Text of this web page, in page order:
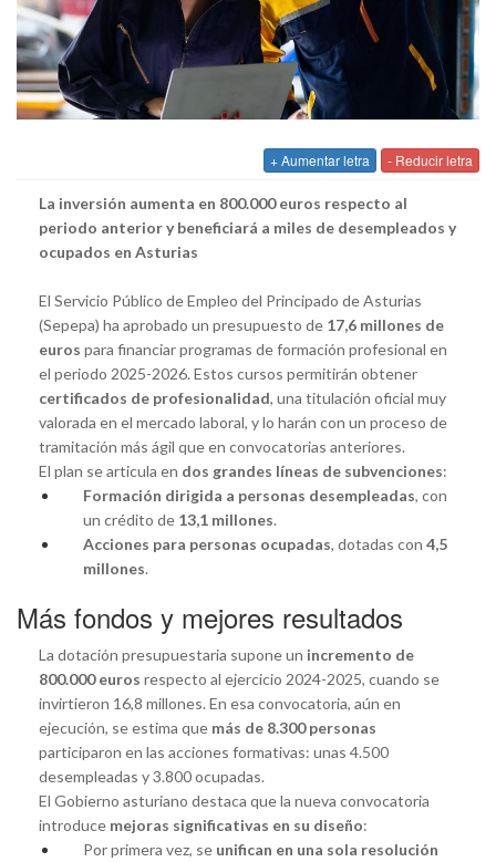
+ Aumentar letra - Reducir letra
La inversión aumenta en 800.000 euros respecto al
periodo anterior y beneficiará a miles de desempleados y
ocupados en Asturias
El Servicio Público de Empleo del Principado de Asturias
(Sepepa) ha aprobado un presupuesto de 17,6 millones de
euros para financiar programas de formación profesional en
el periodo 2025-2026. Estos cursos permitirán obtener
certificados de profesionalidad, una titulación oficial muy
valorada en el mercado laboral, y lo harán con un proceso de
tramitación más ágil que en convocatorias anteriores.
El plan se articula en dos grandes líneas de subvenciones:
Formación dirigida a personas desempleadas, con
un crédito de 13,1 millones.
Acciones para personas ocupadas, dotadas con 4,5
millones.
Más fondos y mejores resultados
La dotación presupuestaria supone un incremento de
800.000 euros respecto al ejercicio 2024-2025, cuando se
invirtieron 16,8 millones. En esa convocatoria, aún en
ejecución, se estima que más de 8.300 personas
participaron en las acciones formativas: unas 4.500
desempleadas y 3.800 ocupadas.
El Gobierno asturiano destaca que la nueva convocatoria
introduce mejoras significativas en su diseño:
Por primera vez, se unifican en una sola resolución